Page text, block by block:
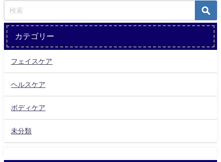
カテゴリー
フェイスケア
ヘルスケア
ボディケア
未分類